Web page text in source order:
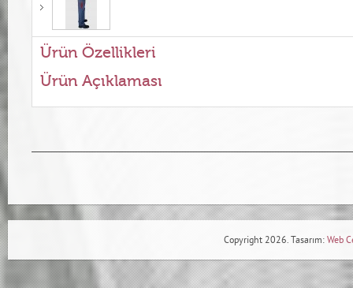
Ürün Özellikleri
Ürün Açıklaması
Copyright 2026. Tasarım: Web